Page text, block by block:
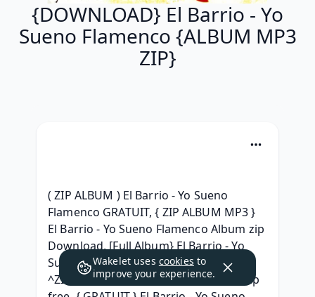
{DOWNLOAD} El Barrio - Yo
Sueno Flamenco {ALBUM MP3
ZIP}
( ZIP ALBUM ) El Barrio - Yo Sueno
Flamenco GRATUIT, { ZIP ALBUM MP3 }
El Barrio - Yo Sueno Flamenco Album zip
Download, [Full Album} El Barrio - Yo
Sueno Flamenco (1996) Télécharger,
^ZIP^ El Barrio - Yo Sueno Flamenco zip
Wakelet uses cookies to
improve your experience.